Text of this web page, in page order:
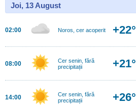
Joi, 13 August
02:00 Noros, cer acoperit +22°
08:00
Cer senin, fără
precipitații
+21°
14:00
Cer senin, fără
precipitații
+26°